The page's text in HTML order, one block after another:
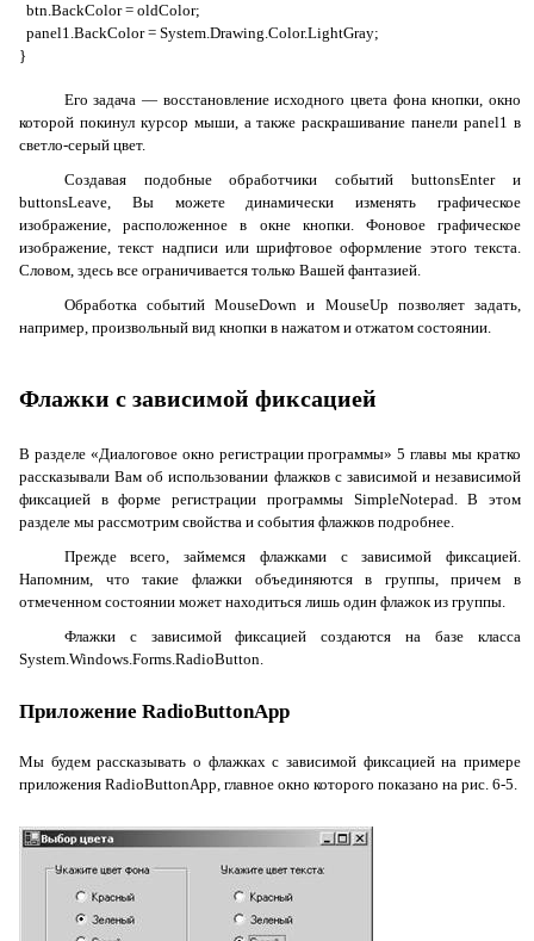
btn.BackColor = oldColor;
panel1.BackColor = System.Drawing.Color.LightGray;
}
Его задача — восстановление исходного цвета фона кнопки, окно
которой покинул курсор мыши, а также раскрашивание панелиpanel1 в
светло-серый цвет.
Создавая подобные обработчики событийbuttonsEnterи
buttonsLeave, Вы можете динамически изменять графическое
изображение, расположенное в окне кнопки. Фоновое графическое
изображение, текст надписи или шрифтовое оформление этого текста.
Словом, здесь все ограничивается только Вашей фантазией.
Обработка событийMouseDown и MouseUp позволяет задать,
например, произвольный вид кнопки в нажатом и отжатом состоянии.
Флажки с зависимой фиксацией
В разделе «Диалоговое окно регистрации программы» 5 главы мы кратко
рассказывали Вам об использовании флажков с зависимой и независимой
фиксацией в форме регистрации программы SimpleNotepad. В этом
разделе мы рассмотрим свойства и события флажков подробнее.
Прежде всего, займемся флажками с зависимой фиксацией.
Напомним, что такие флажки объединяются в группы, причем в
отмеченном состоянии может находиться лишь один флажок из группы.
Флажки с зависимой фиксацией создаются на базе класса
System.Windows.Forms.RadioButton.
Приложение RadioButtonApp
Мы будем рассказывать о флажках с зависимой фиксацией на примере
приложения RadioButtonApp, главное окно которого показано на рис. 6-5.